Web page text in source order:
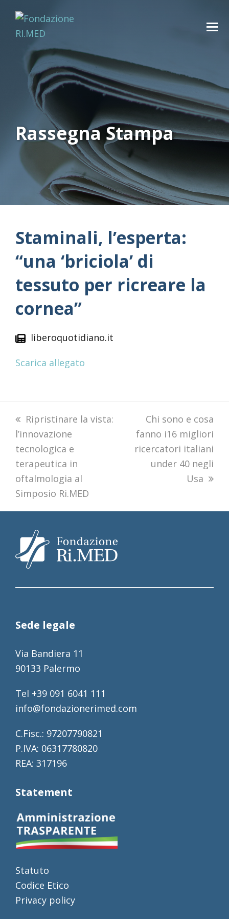
Rassegna Stampa
Staminali, l’esperta:
“una ‘briciola’ di
tessuto per ricreare la
cornea”
liberoquotidiano.it
Scarica allegato
previous
post:
Ripristinare la vista:
l’innovazione
tecnologica e
terapeutica in
oftalmologia al
Simposio Ri.MED
next
post:
Chi sono e cosa
fanno i16 migliori
ricercatori italiani
under 40 negli
Usa
Sede legale
Via Bandiera 11
90133 Palermo
Tel +39 091 6041 111
info@fondazionerimed.com
C.Fisc.: 97207790821
P.IVA: 06317780820
REA: 317196
Statement
Statuto
Codice Etico
Privacy policy